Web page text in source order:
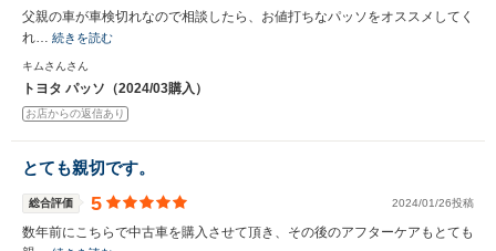
父親の車が車検切れなので相談したら、お値打ちなパッソをオススメしてく
れ… 続きを読む
キムさんさん
トヨタ パッソ（2024/03購入）
お店からの返信あり
とても親切です。
総合評価 5 2024/01/26投稿
数年前にこちらで中古車を購入させて頂き、その後のアフターケアもとても